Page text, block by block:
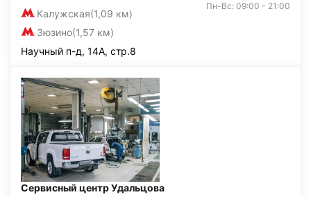
Калужская(1,09 км)
Зюзино(1,57 км)
Пн-Вс: 09:00 - 21:00
Научный п-д, 14А, стр.8
Сервисный центр Удальцова